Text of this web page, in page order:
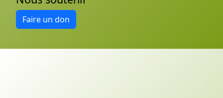
Faire un don